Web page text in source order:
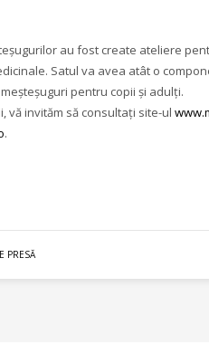
au fost create ateliere
Satul va avea atât o
pentru copii și adulți.
vă invităm să consultați site-ul
.
PRESĂ